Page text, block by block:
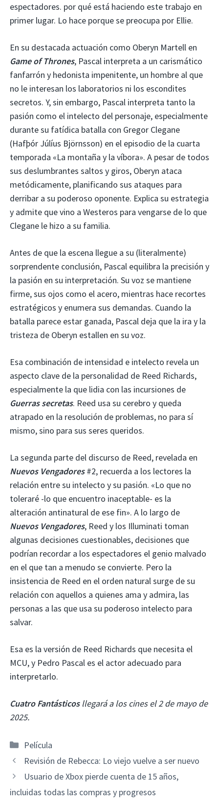
espectadores. por qué está haciendo este trabajo en
primer lugar. Lo hace porque se preocupa por Ellie.
En su destacada actuación como Oberyn Martell en
Game of Thrones, Pascal interpreta a un carismático
fanfarrón y hedonista impenitente, un hombre al que
no le interesan los laboratorios ni los escondites
secretos. Y, sin embargo, Pascal interpreta tanto la
pasión como el intelecto del personaje, especialmente
durante su fatídica batalla con Gregor Clegane
(Hafþór Júlíus Björnsson) en el episodio de la cuarta
temporada «La montaña y la víbora». A pesar de todos
sus deslumbrantes saltos y giros, Oberyn ataca
metódicamente, planificando sus ataques para
derribar a su poderoso oponente. Explica su estrategia
y admite que vino a Westeros para vengarse de lo que
Clegane le hizo a su familia.
Antes de que la escena llegue a su (literalmente)
sorprendente conclusión, Pascal equilibra la precisión y
la pasión en su interpretación. Su voz se mantiene
firme, sus ojos como el acero, mientras hace recortes
estratégicos y enumera sus demandas. Cuando la
batalla parece estar ganada, Pascal deja que la ira y la
tristeza de Oberyn estallen en su voz.
Esa combinación de intensidad e intelecto revela un
aspecto clave de la personalidad de Reed Richards,
especialmente la que lidia con las incursiones de
Guerras secretas. Reed usa su cerebro y queda
atrapado en la resolución de problemas, no para sí
mismo, sino para sus seres queridos.
La segunda parte del discurso de Reed, revelada en
Nuevos Vengadores#2, recuerda a los lectores la
relación entre su intelecto y su pasión. «Lo que no
toleraré -lo que encuentro inaceptable- es la
alteración antinatural de ese fin». A lo largo de
Nuevos Vengadores, Reed y los Illuminati toman
algunas decisiones cuestionables, decisiones que
podrían recordar a los espectadores el genio malvado
en el que tan a menudo se convierte. Pero la
insistencia de Reed en el orden natural surge de su
relación con aquellos a quienes ama y admira, las
personas a las que usa su poderoso intelecto para
salvar.
Esa es la versión de Reed Richards que necesita el
MCU, y Pedro Pascal es el actor adecuado para
interpretarlo.
Cuatro Fantásticosllegará a los cines el 2 de mayo de
2025.
Categorías
Película
Revisión de Rebecca: Lo viejo vuelve a ser nuevo
Usuario de Xbox pierde cuenta de 15 años,
incluidas todas las compras y progresos